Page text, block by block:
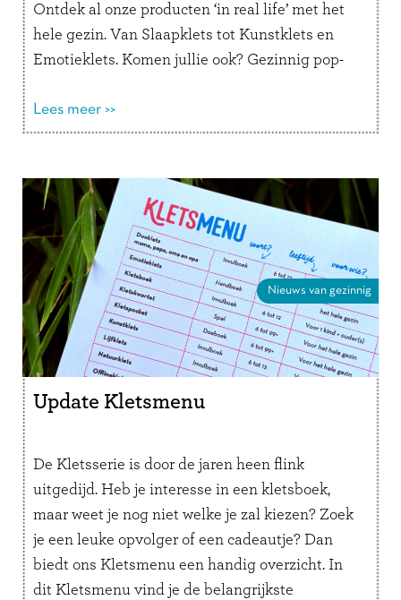
Ontdek al onze producten ‘in real life’ met het
hele gezin. Van Slaapklets tot Kunstklets en
Emotieklets. Komen jullie ook? Gezinnig pop-
Lees meer >>
Nieuws van gezinnig
Update Kletsmenu
De Kletsserie is door de jaren heen flink
uitgedijd. Heb je interesse in een kletsboek,
maar weet je nog niet welke je zal kiezen? Zoek
je een leuke opvolger of een cadeautje? Dan
biedt ons Kletsmenu een handig overzicht. In
dit Kletsmenu vind je de belangrijkste